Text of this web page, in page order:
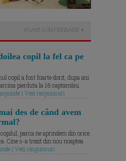
PUNE O ÎNTREBARE
copil la fel ca pe
copil a fost foarte dorit, dupa ani
pierduta la 16 saptamâni.
| Vezi raspunsuri
des de când avem
parca ne aprindem din orice.
Cine s-a trezit din nou noaptea
| Vezi raspunsuri